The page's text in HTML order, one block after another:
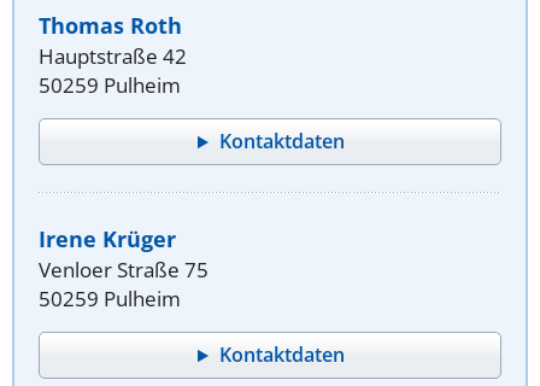
Thomas Roth
Hauptstraße 42
50259 Pulheim
Kontaktdaten
Irene Krüger
Venloer Straße 75
50259 Pulheim
Kontaktdaten